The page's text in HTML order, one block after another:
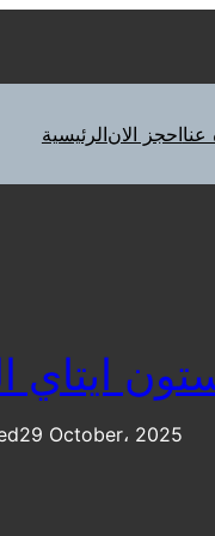
الرئيسيةاحجز الانعنا
البارود
29 October، 2025